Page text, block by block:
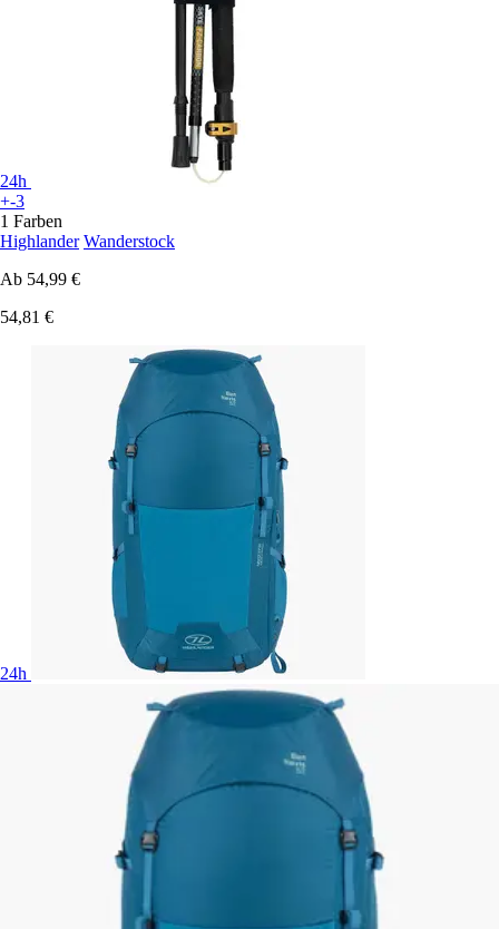
24h
+-3
1 Farben
Highlander Wanderstock
Ab 54,99 €
54,81 €
24h